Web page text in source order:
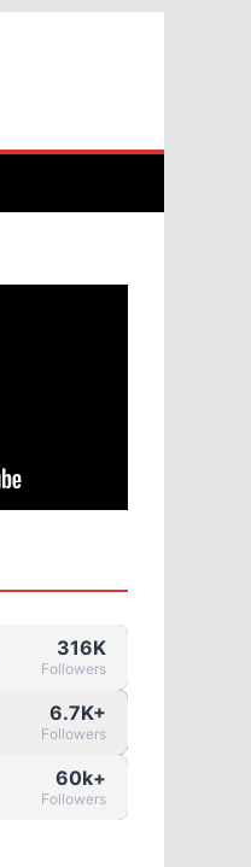
316K
Followers
6.7K+
Followers
60k+
Followers